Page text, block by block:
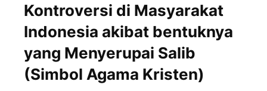
Kontroversi di Masyarakat
Indonesia akibat bentuknya
yang Menyerupai Salib
(Simbol Agama Kristen)